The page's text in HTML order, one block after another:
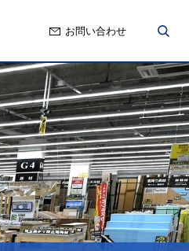
お問い合わせ